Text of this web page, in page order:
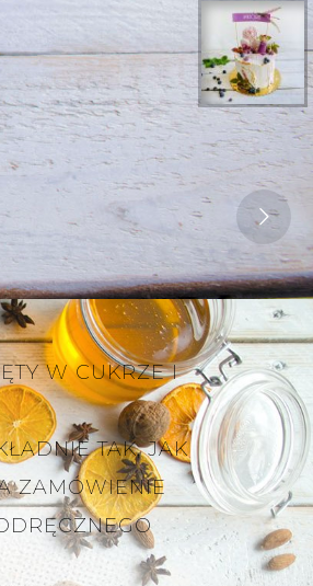
W CUKRZE I
TAK, JAK
ZAMÓWIENIE